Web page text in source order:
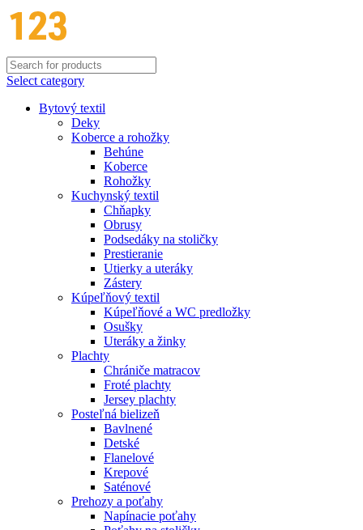
Select category
Bytový textil
Deky
Koberce a rohožky
Behúne
Koberce
Rohožky
Kuchynský textil
Chňapky
Obrusy
Podsedáky na stoličky
Prestieranie
Utierky a uteráky
Zástery
Kúpeľňový textil
Kúpeľňové a WC predložky
Osušky
Uteráky a žinky
Plachty
Chrániče matracov
Froté plachty
Jersey plachty
Posteľná bielizeň
Bavlnené
Detské
Flanelové
Krepové
Saténové
Prehozy a poťahy
Napínacie poťahy